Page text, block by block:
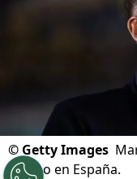
© Getty Images
equipo en España.